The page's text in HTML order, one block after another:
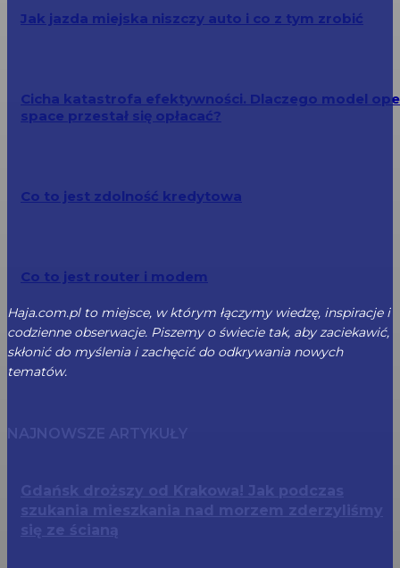
Jak jazda miejska niszczy auto i co z tym zrobić
Cicha katastrofa efektywności. Dlaczego model
space przestał się opłacać?
Co to jest zdolność kredytowa
Co to jest router i modem
Haja.com.pl to miejsce, w którym łączymy wiedzę, inspiracje i
codzienne obserwacje. Piszemy o świecie tak, aby zaciekawić,
skłonić do myślenia i zachęcić do odkrywania nowych
tematów.